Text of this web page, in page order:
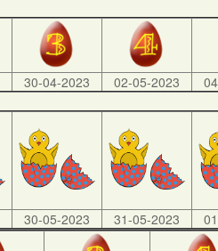
30-04-2023 02-05-2023
30-05-2023 31-05-2023